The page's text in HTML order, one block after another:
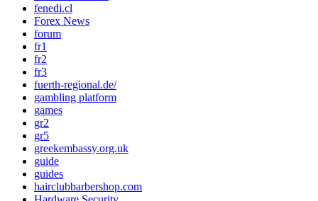
fenedi.cl
Forex News
forum
fr1
fr2
fr3
fuerth-regional.de/
gambling platform
games
gr2
gr5
greekembassy.org.uk
guide
guides
hairclubbarbershop.com